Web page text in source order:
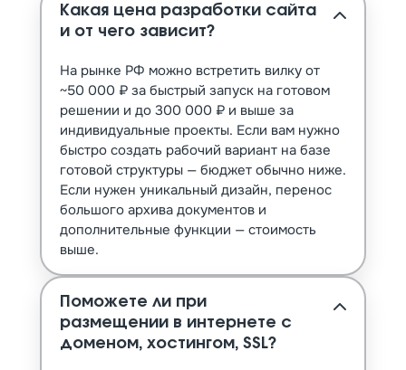
Какая цена разработки сайта
и от чего зависит?
На рынке РФ можно встретить вилку от
~50 000 ₽ за быстрый запуск на готовом
решении и до 300 000 ₽ и выше за
индивидуальные проекты. Если вам нужно
быстро создать рабочий вариант на базе
готовой структуры — бюджет обычно ниже.
Если нужен уникальный дизайн, перенос
большого архива документов и
дополнительные функции — стоимость
выше.
Поможете ли при
размещении в интернете с
доменом, хостингом, SSL?